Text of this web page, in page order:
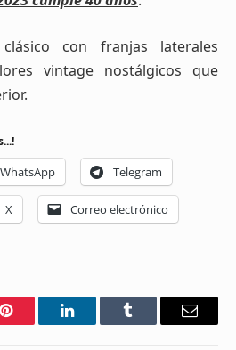
con franjas laterales
vintage nostálgicos que
WhatsApp Telegram
X Correo electrónico
Pinterest LinkedInTumblr Email